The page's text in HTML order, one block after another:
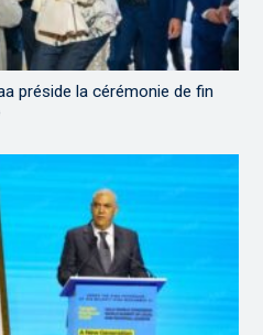
préside la cérémonie de fin